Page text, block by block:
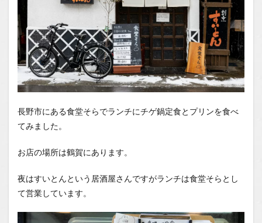
長野市にある食堂そらでランチにチゲ鍋定食とプリンを食べ
てみました。
お店の場所は鶴賀にあります。
夜はすいとんという居酒屋さんですがランチは食堂そらとし
て営業しています。